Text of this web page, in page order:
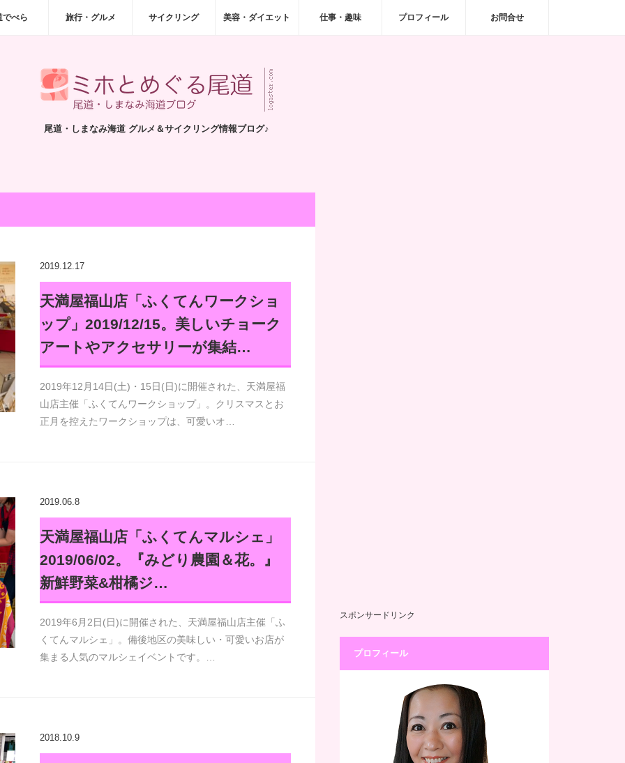
でべら 旅行・グルメ サイクリング 美容・ダイエット 仕事・趣味 プロフィール お問合せ
尾道・しまなみ海道 グルメ＆サイクリング情報ブログ♪
2019.12.17
天満屋福山店「ふくてんワークショ
ップ」2019/12/15。美しいチョーク
アートやアクセサリーが集結…
2019年12月14日(土)・15日(日)に開催された、天満屋福
山店主催「ふくてんワークショップ」。クリスマスとお
正月を控えたワークショップは、可愛いオ…
2019.06.8
天満屋福山店「ふくてんマルシェ」
2019/06/02。『みどり農園＆花。』
新鮮野菜&柑橘ジ…
2019年6月2日(日)に開催された、天満屋福山店主催「ふ
くてんマルシェ」。備後地区の美味しい・可愛いお店が
集まる人気のマルシェイベントです。…
2018.10.9
スポンサードリンク
プロフィール